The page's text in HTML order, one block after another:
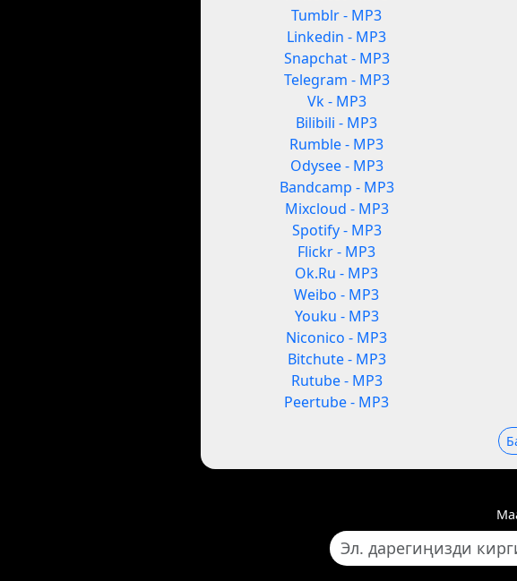
Tumblr - MP3
Linkedin - MP3
Snapchat - MP3
Telegram - MP3
Vk - MP3
Bilibili - MP3
Rumble - MP3
Odysee - MP3
Bandcamp - MP3
Mixcloud - MP3
Spotify - MP3
Flickr - MP3
Ok.Ru - MP3
Weibo - MP3
Youku - MP3
Niconico - MP3
Bitchute - MP3
Rutube - MP3
Peertube - MP3